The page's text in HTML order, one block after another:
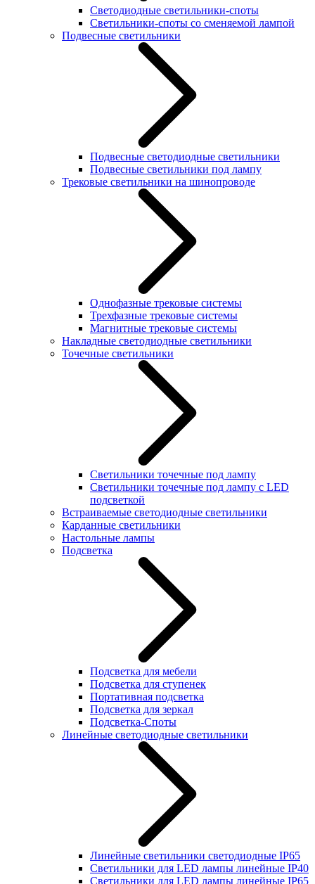
Светодиодные светильники-споты
Светильники-споты со сменяемой лампой
Подвесные светильники
Подвесные светодиодные светильники
Подвесные светильники под лампу
Трековые светильники на шинопроводе
Однофазные трековые системы
Трехфазные трековые системы
Магнитные трековые системы
Накладные светодиодные светильники
Точечные светильники
Светильники точечные под лампу
Светильники точечные под лампу с LED
подсветкой
Встраиваемые светодиодные светильники
Карданные светильники
Настольные лампы
Подсветка
Подсветка для мебели
Подсветка для ступенек
Портативная подсветка
Подсветка для зеркал
Подсветка-Споты
Линейные светодиодные светильники
Линейные светильники светодиодные IP65
Светильники для LED лампы линейные IP40
Светильники для LED лампы линейные IP65